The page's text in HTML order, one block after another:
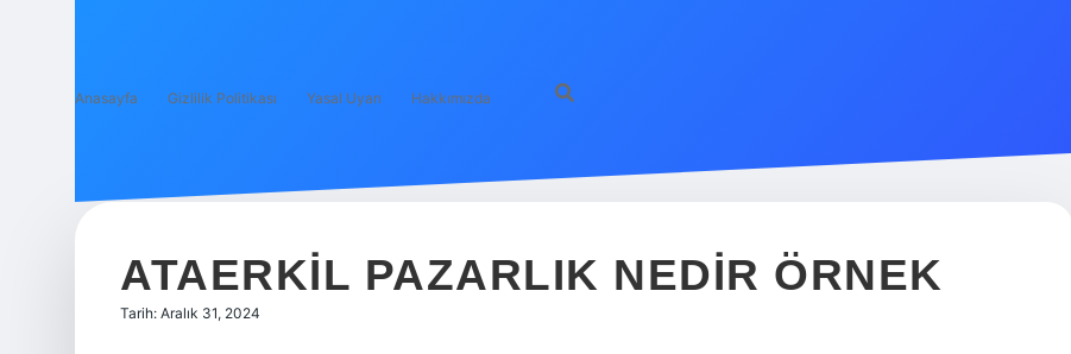
Anasayfa Gizlilik Politikası Yasal Uyarı Hakkımızda
ATAERKIL PAZARLIK NEDIR ÖRNEK
Tarih: Aralık 31, 2024